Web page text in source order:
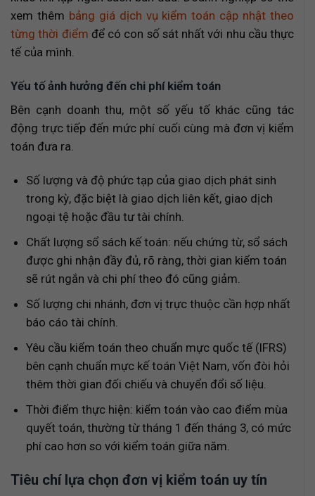
xem thêm bảng giá dịch vụ kiểm toán cập nhật theo
từng thời điểm để có con số sát nhất với nhu cầu thực
tế của mình.
Yếu tố ảnh hưởng đến chi phí kiểm toán
Bên cạnh doanh thu, một số yếu tố khác cũng tác
động trực tiếp đến mức phí cuối cùng mà đơn vị kiểm
toán đưa ra.
Số lượng và độ phức tạp của giao dịch phát sinh
trong kỳ, đặc biệt là giao dịch liên kết, giao dịch
ngoại tệ hoặc đầu tư tài chính.
Chất lượng sổ sách kế toán: nếu chứng từ, sổ sách
được ghi nhận đầy đủ, rõ ràng, thời gian kiểm toán
sẽ rút ngắn và chi phí theo đó cũng giảm.
Số lượng chi nhánh, đơn vị trực thuộc cần hợp nhất
báo cáo tài chính.
Yêu cầu kiểm toán theo chuẩn mực quốc tế (IFRS)
bên cạnh chuẩn mực kế toán Việt Nam, vốn đòi hỏi
thêm thời gian đối chiếu và chuyển đổi số liệu.
Thời điểm thực hiện: kiểm toán vào cao điểm mùa
quyết toán, thường từ tháng 1 đến tháng 3, có mức
phí cao hơn so với kiểm toán giữa năm.
Tiêu chí lựa chọn đơn vị kiểm toán uy tín